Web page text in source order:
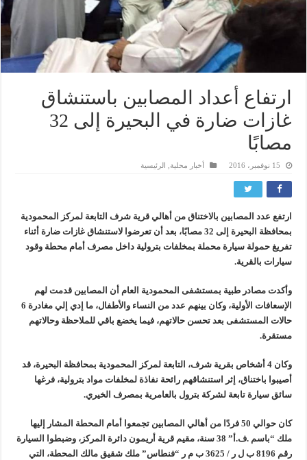
ارتفاع أعداد المصابين باستنشاق
غازات ضارة في البحيرة إلى 32
مصابًا
15 نوفمبر، 2016 أخبار محلية الرئيسية
ارتفع عدد المصابين بالاختناق من أهالي قرية شرف التابعة لمركز المحمودية
بمحافظة البحيرة إلى 32 مصابًا، بعد أن تعرضوا لاستنشاق غازات ضارة أثناء
تفريغ حمولة سيارة محملة بمخلفات بترولية داخل مصرف أمام محطة وقود
سيارات بالقرية.
وأكدت مصادر طبية بمستشفى المحمودية العام أن المصابين قدمت لهم
الإسعافات الأولية، وكان بينهم عدد من النساء والأطفال، ما إدي إلي مغادرة 6
حالات المستشفى بعد تحسن حالاتهم، فيما يخضع باقي للملاحظة وحالاتهم
مستقرة.
وكان 4 أشخاص بقرية شرف، التابعة لمركز المحمودية بمحافظة البحيرة، قد
أصيبوا باختناق، إثر استنشاقهم رائحة نفاذة لمخلفات مواد بترولية، فرغها
سائق سيارة تابعة لشركة بترول بالعامرية بمصرف الخيري.
كان حوالي 50 فردًا من أهالي المصابين تجمعوا أمام المحطة المشار إليها
ملك “باسم .ف.أ” 38 سنة، مقيم قرية أريمون دائرة المركز، وضبطوا السيارة
رقم 8196 ب ل ر / 3625 ب م ر “فنطاس” ملك شقيق مالك المحطة، التي